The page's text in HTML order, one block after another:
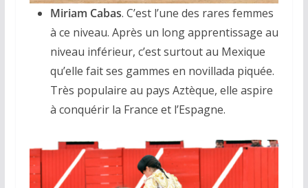
Miriam Cabas. C’est l’une des rares femmes
à ce niveau. Après un long apprentissage au
niveau inférieur, c’est surtout au Mexique
qu’elle fait ses gammes en novillada piquée.
Très populaire au pays Aztèque, elle aspire
à conquérir la France et l’Espagne.